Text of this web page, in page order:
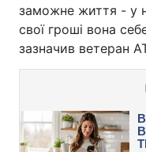
заможне життя - у
свої гроші вона
зазначив ветеран